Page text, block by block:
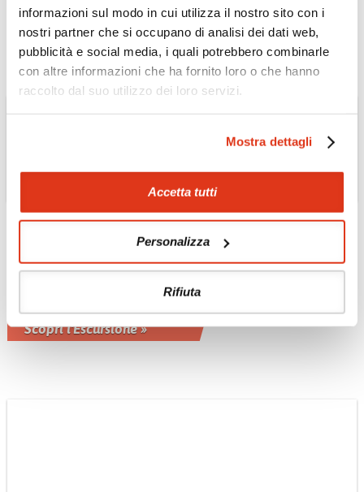
informazioni sul modo in cui utilizza il nostro sito con i
nostri partner che si occupano di analisi dei dati web,
pubblicità e social media, i quali potrebbero combinarle
con altre informazioni che ha fornito loro o che hanno
raccolto dal suo utilizzo dei loro servizi.
Mostra dettagli
Accetta tutti
Personalizza
Rifiuta
Scopri l'Escursione »
AUSTRALIA: IL SUD E LA TASMANIA
Visita della città di
Scopri l'Escursione »